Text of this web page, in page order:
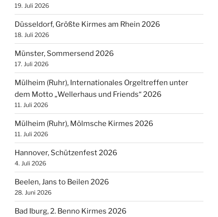
19. Juli 2026
Düsseldorf, Größte Kirmes am Rhein 2026
18. Juli 2026
Münster, Sommersend 2026
17. Juli 2026
Mülheim (Ruhr), Internationales Orgeltreffen unter
dem Motto „Wellerhaus und Friends“ 2026
11. Juli 2026
Mülheim (Ruhr), Mölmsche Kirmes 2026
11. Juli 2026
Hannover, Schützenfest 2026
4. Juli 2026
Beelen, Jans to Beilen 2026
28. Juni 2026
Bad Iburg, 2. Benno Kirmes 2026